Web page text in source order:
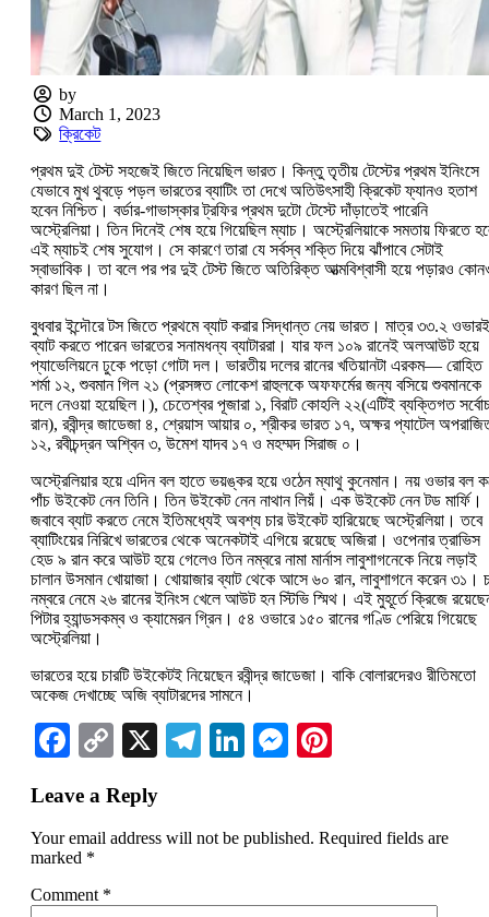
by
March 1, 2023
ক্রিকেট
প্রথম দুই টেস্ট সহজেই জিতে নিয়েছিল ভারত। কিন্তু তৃতীয় টেস্টের প্রথম ইনিংসে
যেভাবে মুখ থুবড়ে পড়ল ভারতের ব্যাটিং তা দেখে অতিউৎসাহী ক্রিকেট ফ্যানও হতাশ
হবেন নিশ্চিত। বর্ডার-গাভাস্কার ট্রফির প্রথম দুটো টেস্টে দাঁড়াতেই পারেনি
অস্ট্রেলিয়া। তিন দিনেই শেষ হয়ে গিয়েছিল ম্যাচ। অস্ট্রেলিয়াকে সমতায় ফিরতে
এই ম্যাচই শেষ সুযোগ। সে কারণে তারা যে সর্বস্ব শক্তি দিয়ে ঝাঁপাবে সেটাই
স্বাভাবিক। তা বলে পর পর দুই টেস্ট জিতে অতিরিক্ত আত্মবিশ্বাসী হয়ে পড়ারও
কারণ ছিল না।
বুধবার ইন্দৌরে টস জিতে প্রথমে ব্যাট করার সিদ্ধান্ত নেয় ভারত। মাত্র ৩৩.২ ওভারই
ব্যাট করতে পারেন ভারতের সনামধন্য ব্যাটাররা। যার ফল ১০৯ রানেই অলআউট হয়ে
প্যাভেলিয়নে ঢুকে পড়ো গোটা দল। ভারতীয় দলের রানের খতিয়ানটা এরকম— রোহিত
শর্মা ১২, শুবমান গিল ২১ (প্রসঙ্গত লোকেশ রাহুলকে অফফর্মের জন্য বসিয়ে শুবমানকে
দলে নেওয়া হয়েছিল।), চেতেশ্বর পূজারা ১, বিরাট কোহলি ২২(এটিই ব্যক্তিগত
রান), রবীন্দ্র জাডেজা ৪, শ্রেয়াস আয়ার ০, শ্রীকর ভারত ১৭, অক্ষর প্যাটেল
১২, রবীচন্দ্রন অশ্বিন ৩, উমেশ যাদব ১৭ ও মহম্মদ সিরাজ ০।
অস্ট্রেলিয়ার হয়ে এদিন বল হাতে ভয়ঙ্কর হয়ে ওঠেন ম্যাথু কুনেমান। নয় ওভার বল
পাঁচ উইকেট নেন তিনি। তিন উইকেট নেন নাথান লিয়ঁ। এক উইকেট নেন টড মার্ফি।
জবাবে ব্যাট করতে নেমে ইতিমধ্যেই অবশ্য চার উইকেট হারিয়েছে অস্ট্রেলিয়া। তবে
ব্যাটিংয়ের নিরিখে ভারতের থেকে অনেকটাই এগিয়ে রয়েছে অজিরা। ওপেনার ত্রাভিস
হেড ৯ রান করে আউট হয়ে গেলেও তিন নম্বরে নামা মার্নাস লাবুশাগনেকে নিয়ে লড়াই
চালান উসমান খোয়াজা। খোয়াজার ব্যাট থেকে আসে ৬০ রান, লাবুশাগনে করেন ৩১।
নম্বরে নেমে ২৬ রানের ইনিংস খেলে আউট হন স্টিভি স্মিথ। এই মুহূর্তে ক্রিজে
পিটার হ্যান্ডসকম্ব ও ক্যামেরন গ্রিন। ৫৪ ওভারে ১৫০ রানের গণ্ডি পেরিয়ে গিয়েছে
অস্ট্রেলিয়া।
ভারতের হয়ে চারটি উইকেটই নিয়েছেন রবীন্দ্র জাডেজা। বাকি বোলারদেরও রীতিমতো
অকেজ দেখাচ্ছে অজি ব্যাটারদের সামনে।
Facebook
Copy
X Telegram
LinkedIn
Messenger
Leave a Reply
Your email address will not be published. Required fields are
marked *
Comment *